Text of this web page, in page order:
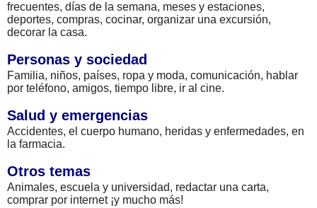
frecuentes, días de la semana, meses y estaciones,
deportes, compras, cocinar, organizar una excursión,
decorar la casa.
Personas y sociedad
Familia, niños, países, ropa y moda, comunicación, hablar
por teléfono, amigos, tiempo libre, ir al cine.
Salud y emergencias
Accidentes, el cuerpo humano, heridas y enfermedades, en
la farmacia.
Otros temas
Animales, escuela y universidad, redactar una carta,
comprar por internet ¡y mucho más!